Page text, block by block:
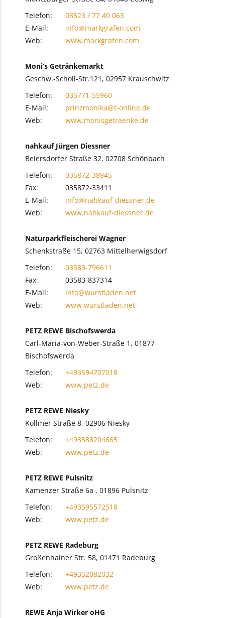
Telefon:
03523 / 77 40 063
E-Mail:
info@markgrafen.com
Web:
www.markgrafen.com
Moni’s Getränkemarkt
Geschw.-Scholl-Str.121, 02957 Krauschwitz
Telefon:
035771-55960
E-Mail:
prinzmonika@t-online.de
Web:
www.monisgetraenke.de
nahkauf Jürgen Diessner
Beiersdorfer Straße 32, 02708 Schönbach
Telefon:
035872-38945
Fax:
035872-33411
E-Mail:
info@nahkauf-diessner.de
Web:
www.nahkauf-diessner.de
Naturparkfleischerei Wagner
Schenkstraße 15, 02763 Mittelherwigsdorf
Telefon:
03583-796611
Fax:
03583-837314
E-Mail:
info@wurstladen.net
Web:
www.wurstladen.net
PETZ REWE Bischofswerda
Carl-Maria-von-Weber-Straße 1, 01877
Bischofswerda
Telefon:
+493594707018
Web:
www.petz.de
PETZ REWE Niesky
Kollmer Straße 8, 02906 Niesky
Telefon:
+493588204665
Web:
www.petz.de
PETZ REWE Pulsnitz
Kamenzer Straße 6a , 01896 Pulsnitz
Telefon:
+493595572518
Web:
www.petz.de
PETZ REWE Radeburg
Großenhainer Str. 58, 01471 Radeburg
Telefon:
+49352082032
Web:
www.petz.de
REWE Anja Wirker oHG